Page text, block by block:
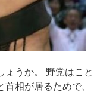
ょうか。 野党はこと
相が居るためで、